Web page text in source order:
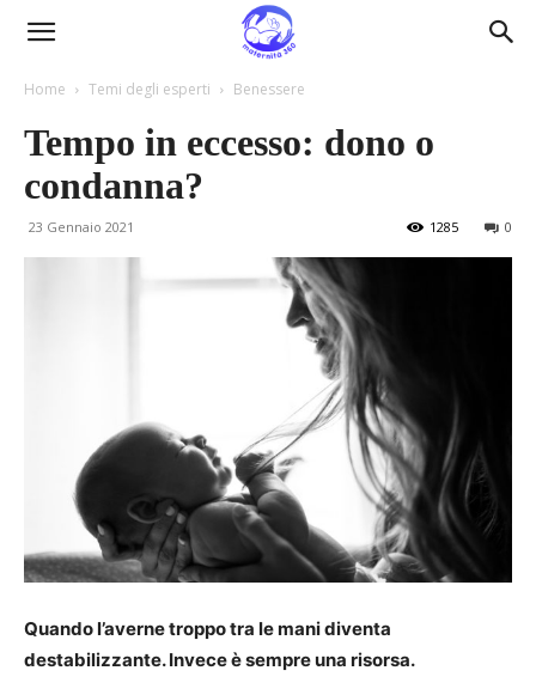
Maternità360
Home Temi degli esperti Benessere
Tempo in eccesso: dono o
condanna?
23 Gennaio 2021 0
1285
Quando l’averne troppo tra le mani diventa
destabilizzante. Invece è sempre una risorsa.